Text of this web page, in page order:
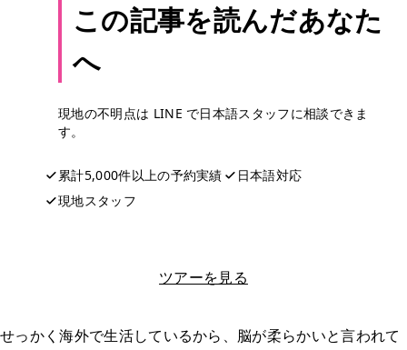
この記事を読んだあなた
へ
現地の不明点は LINE で日本語スタッフに相談できま
す。
累計5,000件以上の予約実績
日本語対応
現地スタッフ
ツアーを見る
せっかく海外で生活しているから、脳が柔らかいと言われて